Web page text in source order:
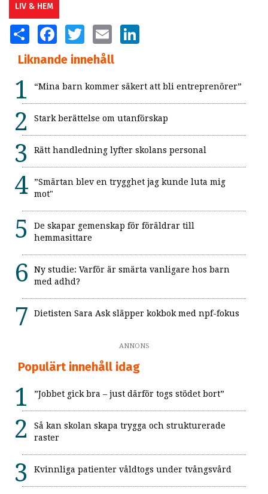
LIV & HEM
SHARE FACEBOOKTWITTER EMAIL
Liknande innehåll
“Mina barn kommer säkert att bli entreprenörer”
Stark berättelse om utanförskap
Rätt handledning lyfter skolans personal
”Smärtan blev en trygghet jag kunde luta mig
mot"
De skapar gemenskap för föräldrar till
hemmasittare
Ny studie: Varför är smärta vanligare hos barn
med adhd?
Dietisten Sara Ask släpper kokbok med npf-fokus
ANNONS
Populärt innehåll idag
”Jobbet gick bra – just därför togs stödet bort”
Så kan skolan skapa trygga och strukturerade
raster
Kvinnliga patienter våldtogs under tvångsvård